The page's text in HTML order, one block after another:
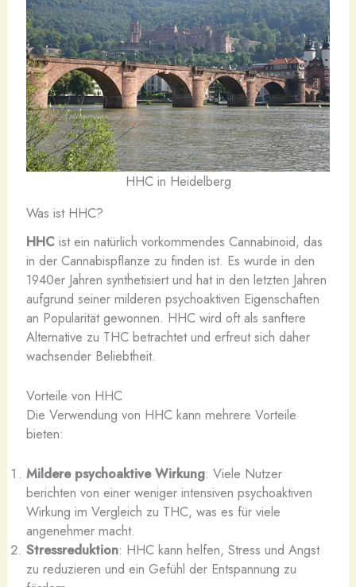
HHC in Heidelberg
Was ist HHC?
HHC ist ein natürlich vorkommendes Cannabinoid, das
in der Cannabispflanze zu finden ist. Es wurde in den
1940er Jahren synthetisiert und hat in den letzten Jahren
aufgrund seiner milderen psychoaktiven Eigenschaften
an Popularität gewonnen. HHC wird oft als sanftere
Alternative zu THC betrachtet und erfreut sich daher
wachsender Beliebtheit.
Vorteile von HHC
Die Verwendung von HHC kann mehrere Vorteile
bieten:
Mildere psychoaktive Wirkung: Viele Nutzer
berichten von einer weniger intensiven psychoaktiven
Wirkung im Vergleich zu THC, was es für viele
angenehmer macht.
Stressreduktion: HHC kann helfen, Stress und Angst
zu reduzieren und ein Gefühl der Entspannung zu